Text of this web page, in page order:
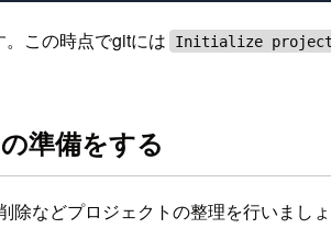
この時点でgitには Initialize project
準備をする
などプロジェクトの整理を行いましょ